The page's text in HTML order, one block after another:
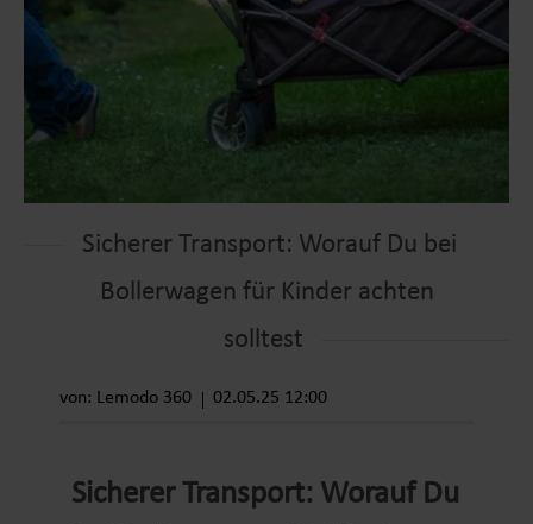
Sicherer Transport: Worauf Du bei
Bollerwagen für Kinder achten
solltest
von: Lemodo 360 02.05.25 12:00
Sicherer Transport: Worauf Du